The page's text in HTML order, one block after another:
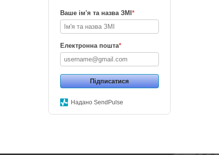
Ваше ім'я та назва ЗМІ *
Електронна пошта*
Підписатися
Надано SendPulse